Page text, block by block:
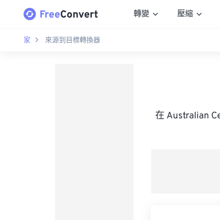
轉變 壓縮
家 來源到目標轉換器
在 Australian